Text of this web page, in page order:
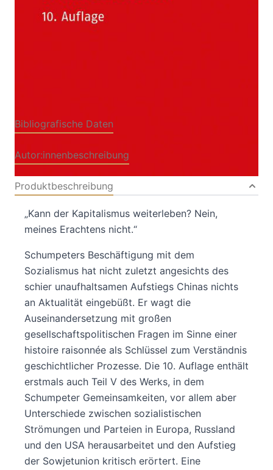
Verlag: UTB|Narr
Francke Attempto
Bibliografische Daten
Autor:innenbeschreibung
Produktbeschreibung
„Kann der Kapitalismus weiterleben? Nein,
meines Erachtens nicht.“
Schumpeters Beschäftigung mit dem
Sozialismus hat nicht zuletzt angesichts des
schier unaufhaltsamen Aufstiegs Chinas nichts
an Aktualität eingebüßt. Er wagt die
Auseinandersetzung mit großen
gesellschaftspolitischen Fragen im Sinne einer
histoire raisonnée als Schlüssel zum Verständnis
geschichtlicher Prozesse. Die 10. Auflage enthält
erstmals auch Teil V des Werks, in dem
Schumpeter Gemeinsamkeiten, vor allem aber
Unterschiede zwischen sozialistischen
Strömungen und Parteien in Europa, Russland
und den USA herausarbeitet und den Aufstieg
der Sowjetunion kritisch erörtert. Eine